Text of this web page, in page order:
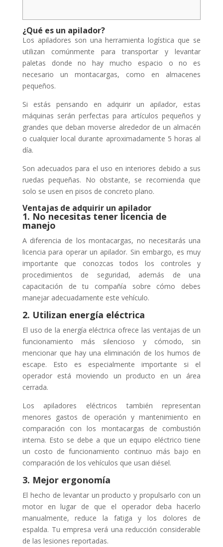
¿Qué es un apilador?
Los apiladores son una herramienta logística que se
utilizan comúnmente para transportar y levantar
paletas donde no hay mucho espacio o no es
necesario un montacargas, como en almacenes
pequeños.
Si estás pensando en adquirir un apilador, estas
máquinas serán perfectas para artículos pequeños y
grandes que deban moverse alrededor de un almacén
o cualquier local durante aproximadamente 5 horas al
día.
Son adecuados para el uso en interiores debido a sus
ruedas pequeñas. No obstante, se recomienda que
solo se usen en pisos de concreto plano.
Ventajas de adquirir un apilador
1. No necesitas tener licencia de
manejo
A diferencia de los montacargas, no necesitarás una
licencia para operar un apilador. Sin embargo, es muy
importante que conozcas todos los controles y
procedimientos de seguridad, además de una
capacitación de tu compañía sobre cómo debes
manejar adecuadamente este vehículo.
2. Utilizan energía eléctrica
El uso de la energía eléctrica ofrece las ventajas de un
funcionamiento más silencioso y cómodo, sin
mencionar que hay una eliminación de los humos de
escape. Esto es especialmente importante si el
operador está moviendo un producto en un área
cerrada.
Los apiladores eléctricos también representan
menores gastos de operación y mantenimiento en
comparación con los montacargas de combustión
interna. Esto se debe a que un equipo eléctrico tiene
un costo de funcionamiento continuo más bajo en
comparación de los vehículos que usan diésel.
3. Mejor ergonomía
El hecho de levantar un producto y propulsarlo con un
motor en lugar de que el operador deba hacerlo
manualmente, reduce la fatiga y los dolores de
espalda. Tu empresa verá una reducción considerable
de las lesiones reportadas.